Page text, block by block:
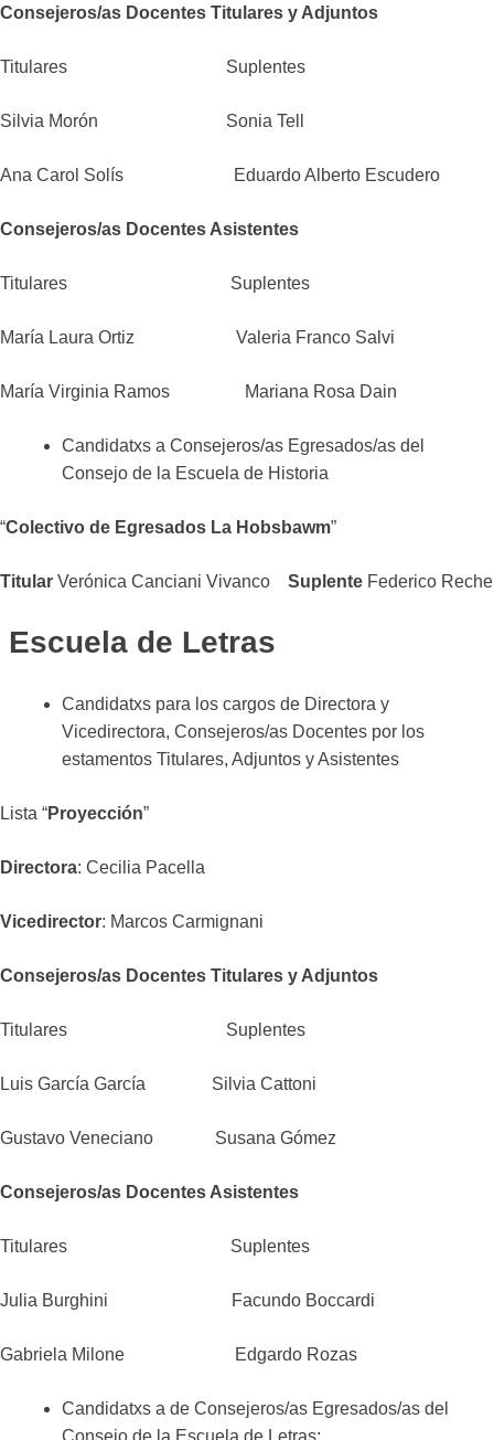
Consejeros/as Docentes Titulares y Adjuntos
Titulares Suplentes
Silvia Morón Sonia Tell
Ana Carol Solís Eduardo Alberto Escudero
Consejeros/as Docentes Asistentes
Titulares Suplentes
María Laura Ortiz Valeria Franco Salvi
María Virginia Ramos Mariana Rosa Dain
Candidatxs a Consejeros/as Egresados/as del
Consejo de la Escuela de Historia
“Colectivo de Egresados La Hobsbawm”
Titular Verónica Canciani Vivanco Suplente Federico Reche
Escuela de Letras
Candidatxs para los cargos de Directora y
Vicedirectora, Consejeros/as Docentes por los
estamentos Titulares, Adjuntos y Asistentes
Lista “Proyección”
Directora: Cecilia Pacella
Vicedirector: Marcos Carmignani
Consejeros/as Docentes Titulares y Adjuntos
Titulares Suplentes
Luis García García Silvia Cattoni
Gustavo Veneciano Susana Gómez
Consejeros/as Docentes Asistentes
Titulares Suplentes
Julia Burghini Facundo Boccardi
Gabriela Milone Edgardo Rozas
Candidatxs a de Consejeros/as Egresados/as del